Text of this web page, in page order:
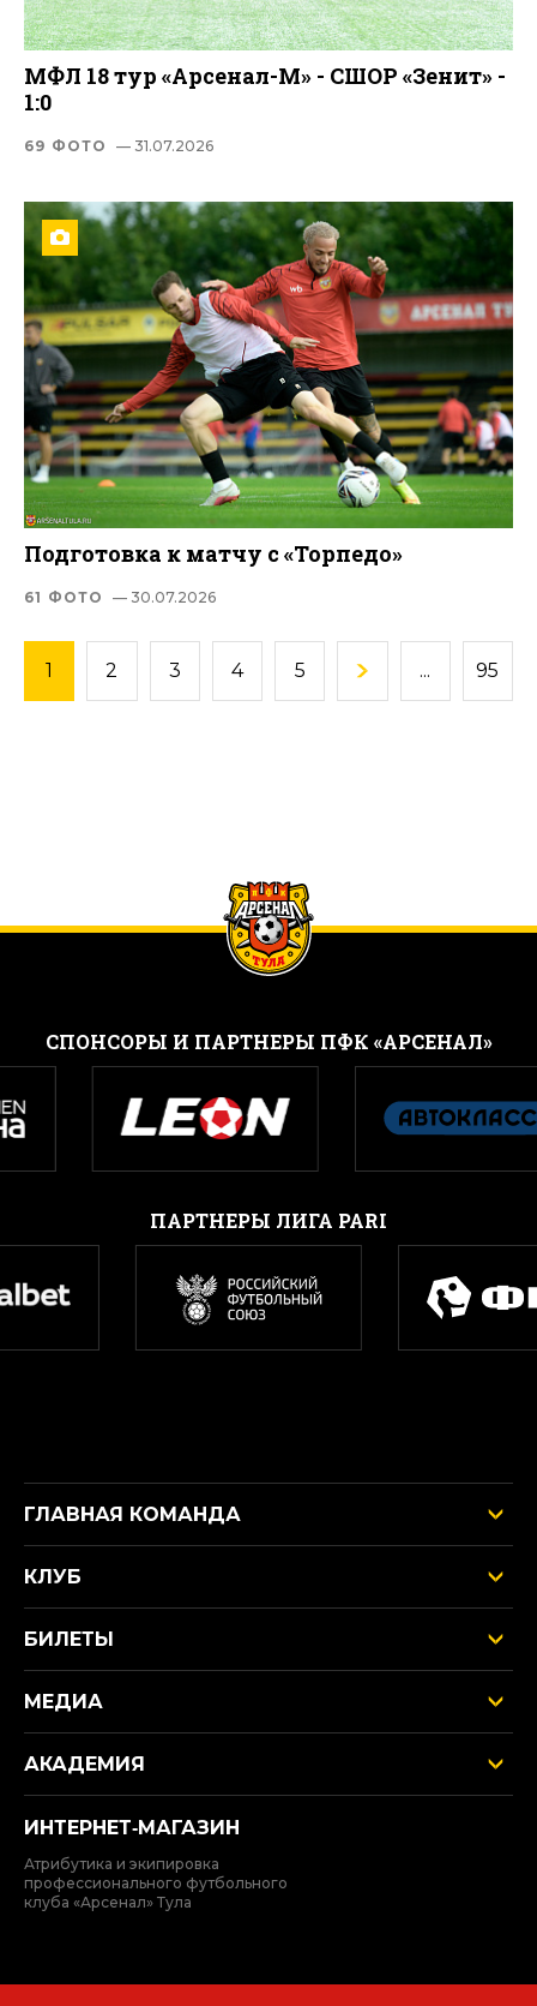
МФЛ 18 тур «Арсенал-М» - СШОР «Зенит» -
1:0
69 ФОТО — 31.07.2026
Подготовка к матчу с «Торпедо»
61 ФОТО — 30.07.2026
1 2 3 4 5 ... 95
CПОНСОРЫ И ПАРТНЕРЫ ПФК «АРСЕНАЛ»
ПАРТНЕРЫ ЛИГА PARI
ГЛАВНАЯ КОМАНДА
КЛУБ
БИЛЕТЫ
МЕДИА
АКАДЕМИЯ
ИНТЕРНЕТ‑МАГАЗИН
Атрибутика и экипировка
профессионального футбольного
клуба «Арсенал» Тула